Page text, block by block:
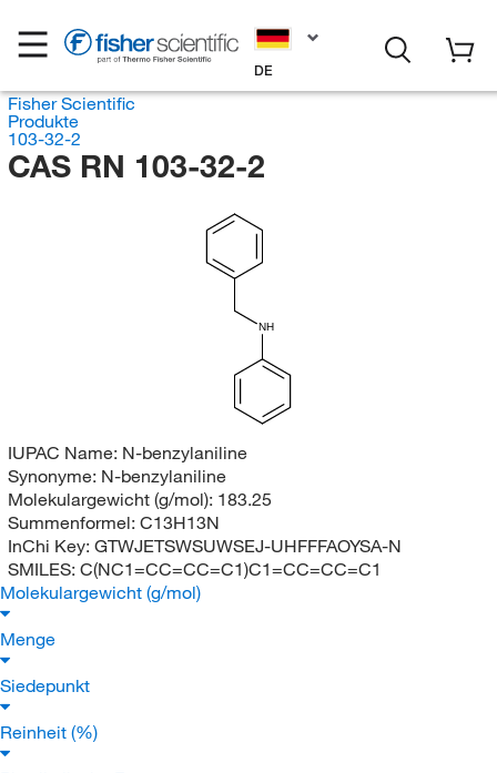
DE
Fisher Scientific
Produkte
103-32-2
CAS RN 103-32-2
NH
IUPAC Name: N-benzylaniline
Synonyme: N-benzylaniline
Molekulargewicht (g/mol): 183.25
Summenformel: C13H13N
InChi Key: GTWJETSWSUWSEJ-UHFFFAOYSA-N
SMILES: C(NC1=CC=CC=C1)C1=CC=CC=C1
Molekulargewicht (g/mol)
Menge
Siedepunkt
Reinheit (%)